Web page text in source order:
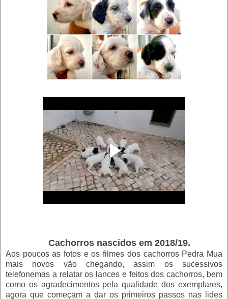
Cachorros nascidos em 2018/19.
Aos poucos as fotos e os filmes dos cachorros Pedra Mua
mais novos vão chegando, assim os sucessivos
telefonemas a relatar os lances e feitos dos cachorros, bem
como os agradecimentos pela qualidade dos exemplares,
agora que começam a dar os primeiros passos nas lides